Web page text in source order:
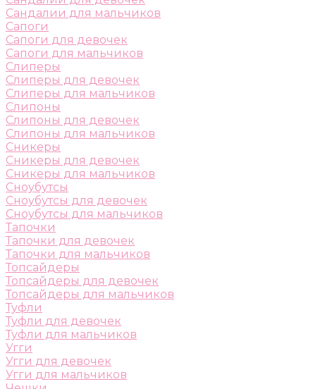
Сандалии для мальчиков
Сапоги
Сапоги для девочек
Сапоги для мальчиков
Слиперы
Слиперы для девочек
Слиперы для мальчиков
Слипоны
Слипоны для девочек
Слипоны для мальчиков
Сникеры
Сникеры для девочек
Сникеры для мальчиков
Сноубутсы
Сноубутсы для девочек
Сноубутсы для мальчиков
Тапочки
Тапочки для девочек
Тапочки для мальчиков
Топсайдеры
Топсайдеры для девочек
Топсайдеры для мальчиков
Туфли
Туфли для девочек
Туфли для мальчиков
Угги
Угги для девочек
Угги для мальчиков